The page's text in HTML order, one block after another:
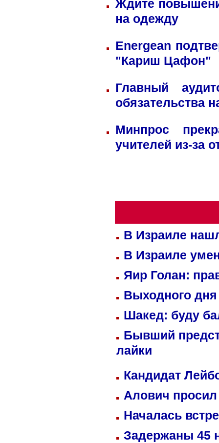
Ждите
на одежду
Energean
"Кариш Цафон"
Главный
обязательства
Минпрос
учителей из-за
В Израиле
В Израиле
Яир Голан:
Выходного
Шакед: буду
Бывший
лайки
Кандидат
Алович просил
Началась
Задержаны 45